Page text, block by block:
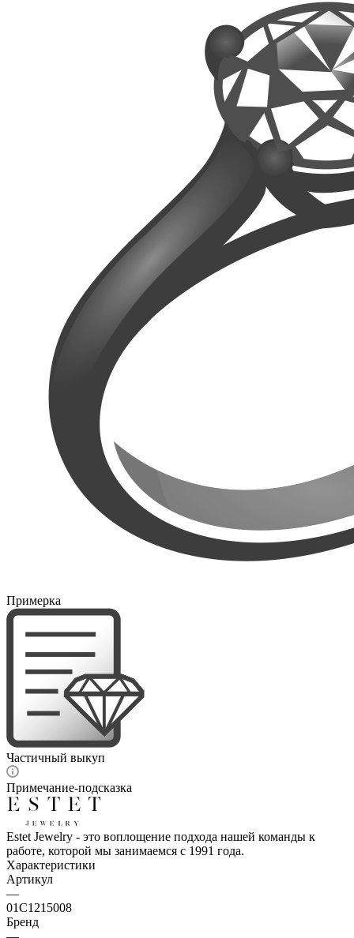
Примерка
Частичный выкуп
Примечание-подсказка
Estet Jewelry - это воплощение подхода нашей команды к
работе, которой мы занимаемся с 1991 года.
Характеристики
Артикул
—
01С1215008
Бренд